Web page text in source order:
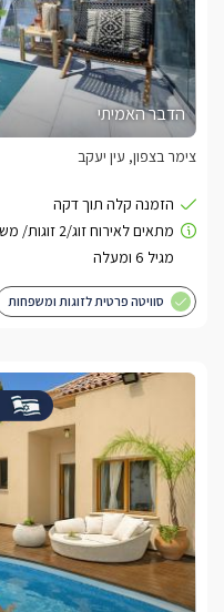
הדבר האמיתי
צימר בצפון, עין יעקב
סוויטה פרטית לזוגות ומשפחות